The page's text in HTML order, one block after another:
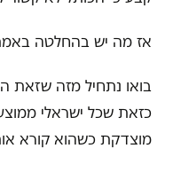
אז מה יש בהחלטה
בואו נתחיל מזה שזאת
כזאת שכל ישראלי
מוצדקת כשהוא קורא